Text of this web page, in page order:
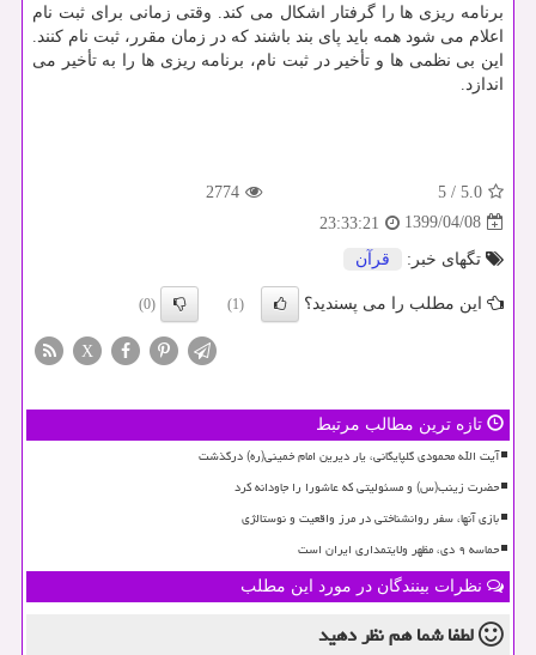
برنامه ریزی ها را گرفتار اشکال می کند. وقتی زمانی برای ثبت نام
اعلام می شود همه باید پای بند باشند که در زمان مقرر، ثبت نام کنند.
این بی نظمی ها و تأخیر در ثبت نام، برنامه ریزی ها را به تأخیر می
اندازد.
5.0
/
5
2774
1399/04/08
23:33:21
تگهای خبر:
قرآن
این مطلب را می پسندید؟ (1)
(0)
X
تازه ترین مطالب مرتبط
آیت الله محمودی گلپایگانی، یار دیرین امام خمینی(ره) درگذشت
حضرت زینب(س) و مسئولیتی که عاشورا را جاودانه کرد
بازی آنها، سفر روانشناختی در مرز واقعیت و نوستالژی
حماسه ۹ دی، مظهر ولایتمداری ایران است
نظرات بینندگان در مورد این مطلب
لطفا شما همنظر دهید